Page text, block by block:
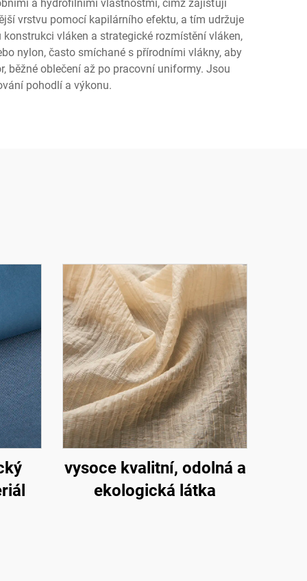
a hydrofilními vlastnostmi, čímž zajišťují
vrstvu pomocí kapilárního efektu, a tím udržuje
vláken a strategické rozmístění vláken,
nylon, často smíchané s přírodními vlákny, aby
běžné oblečení až po pracovní uniformy. Jsou
pohodlí a výkonu.
vysoce kvalitní, odolná a
ekologická látka